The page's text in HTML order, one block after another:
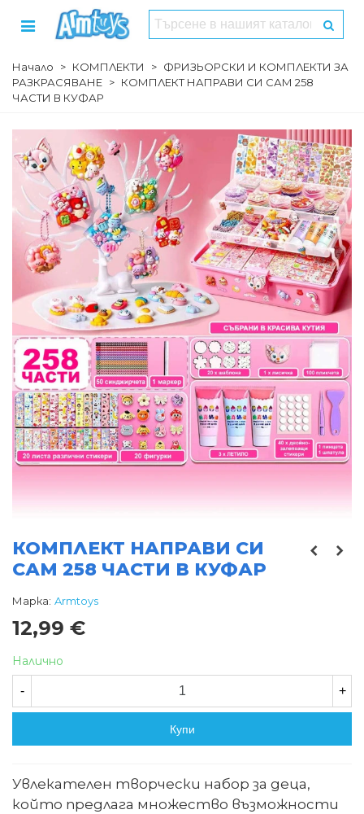
Начало > КОМПЛЕКТИ > ФРИЗЬОРСКИ И КОМПЛЕКТИ ЗА
РАЗКРАСЯВАНЕ > КОМПЛЕКТ НАПРАВИ СИ САМ 258
ЧАСТИ В КУФАР
КОМПЛЕКТ НАПРАВИ СИ
САМ 258 ЧАСТИ В КУФАР
Марка: Armtoys
12,99 €
Налично
- +
Купи
Увлекателен творчески набор за деца,
който предлага множество възможности